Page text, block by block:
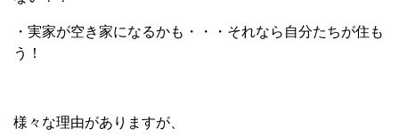
・実家が空き家になるかも・・・それなら自分たちが住も
う！
様々な理由がありますが、